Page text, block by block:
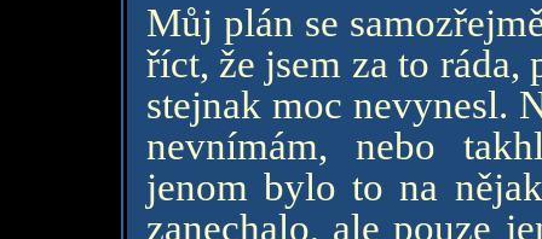
Můj plán se
říct, že jsem za to ráda,
stejnak moc nevynesl.
nevnímám, nebo
jenom bylo to na
zanechalo, ale pouze